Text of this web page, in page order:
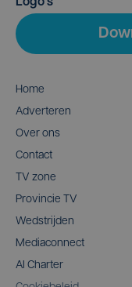
Home
Adverteren
Over ons
Contact
TV zone
Provincie TV
Wedstrijden
Mediaconnect
AI Charter